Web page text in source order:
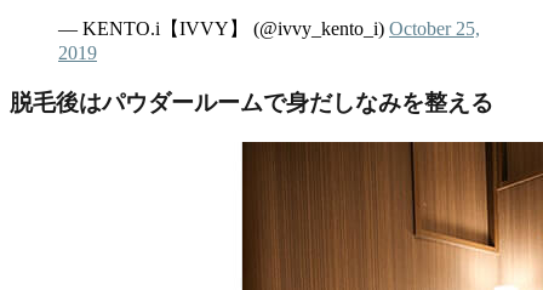
— KENTO.i【IVVY】 (@ivvy_kento_i) October 25,
2019
脱毛後はパウダールームで身だしなみを整える